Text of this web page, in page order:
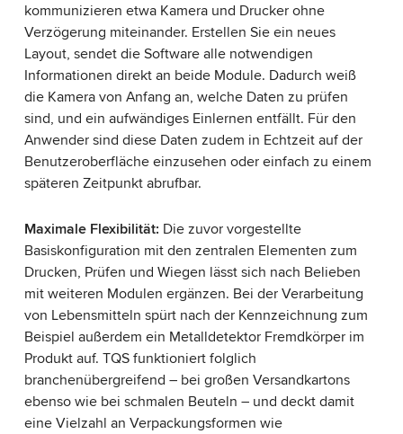
kommunizieren etwa Kamera und Drucker ohne
Verzögerung miteinander. Erstellen Sie ein neues
Layout, sendet die Software alle notwendigen
Informationen direkt an beide Module. Dadurch weiß
die Kamera von Anfang an, welche Daten zu prüfen
sind, und ein aufwändiges Einlernen entfällt. Für den
Anwender sind diese Daten zudem in Echtzeit auf der
Benutzeroberfläche einzusehen oder einfach zu einem
späteren Zeitpunkt abrufbar.
Maximale Flexibilität: Die zuvor vorgestellte
Basiskonfiguration mit den zentralen Elementen zum
Drucken, Prüfen und Wiegen lässt sich nach Belieben
mit weiteren Modulen ergänzen. Bei der Verarbeitung
von Lebensmitteln spürt nach der Kennzeichnung zum
Beispiel außerdem ein Metalldetektor Fremdkörper im
Produkt auf. TQS funktioniert folglich
branchenübergreifend – bei großen Versandkartons
ebenso wie bei schmalen Beuteln – und deckt damit
eine Vielzahl an Verpackungsformen wie